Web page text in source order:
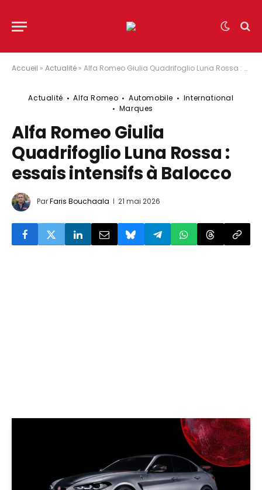
Accueil » Actualité » Alfa Romeo Giulia Quadrifoglio Luna Rossa : essais intensifs à Balocco
Actualité Alfa Romeo Automobile
International
Marques
Alfa Romeo Giulia
Quadrifoglio Luna Rossa :
essais intensifs à Balocco
ParFaris Bouchaala 21 mai 2026